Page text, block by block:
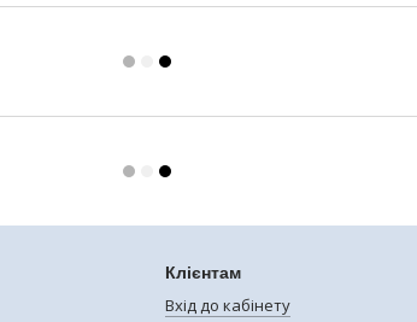
Клієнтам
Вхід до кабінету